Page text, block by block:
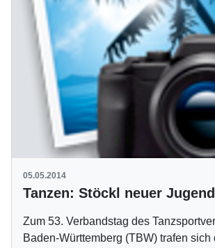
05.05.2014
Zum 53. Verbandstag des
Baden-Württemberg (TBW) trafen sich